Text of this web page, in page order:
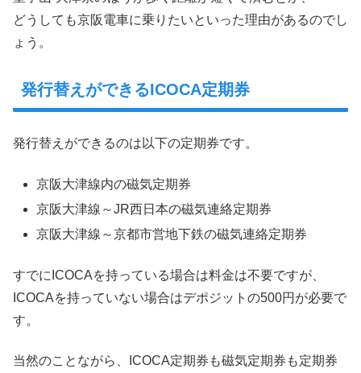
どうしても京阪電車に乗りたいといった理由があるのでし
ょう。
発行替えができるICOCA定期券
発行替えができるのは以下の定期券です。
京阪大津線内の磁気定期券
京阪大津線～JR西日本の磁気連絡定期券
京阪大津線～京都市営地下鉄の磁気連絡定期券
すでにICOCAを持っている場合は料金は不要ですが、
ICOCAを持っていない場合はデポジットの500円が必要で
す。
当然のことながら、ICOCA定期券も磁気定期券も定期券